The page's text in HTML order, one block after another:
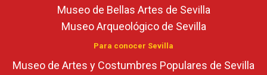
Museo de Bellas Artes de Sevilla
Museo Arqueológico de Sevilla
Para conocer Sevilla
Museo de Artes y Costumbres Populares de Sevilla